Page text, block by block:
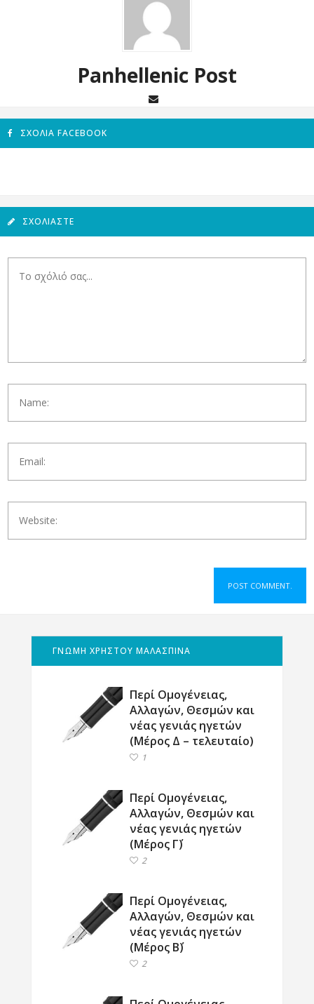
Panhellenic Post
ΣΧΌΛΙΑ FACEBOOK
ΣΧΟΛΙΆΣΤΕ
ΓΝΩΜΗ ΧΡΗΣΤΟΥ ΜΑΛΑΣΠΙΝΑ
Περί Ομογένειας,
Αλλαγών, Θεσμών και
νέας γενιάς ηγετών
(Μέρος Δ – τελευταίο)
1
Περί Ομογένειας,
Αλλαγών, Θεσμών και
νέας γενιάς ηγετών
(Μέρος Γ΄)
2
Περί Ομογένειας,
Αλλαγών, Θεσμών και
νέας γενιάς ηγετών
(Μέρος Β΄)
2